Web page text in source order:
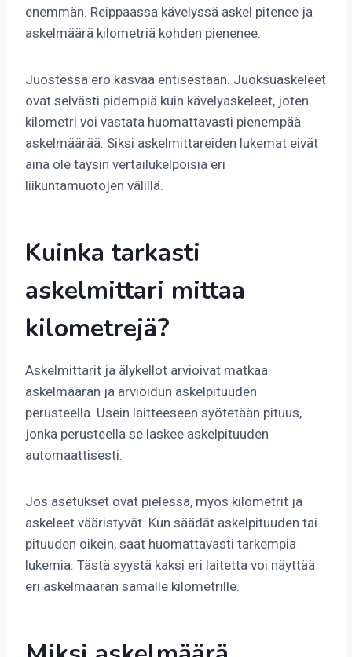
enemmän. Reippaassa kävelyssä askel pitenee ja
askelmäärä kilometriä kohden pienenee.
Juostessa ero kasvaa entisestään. Juoksuaskeleet
ovat selvästi pidempiä kuin kävelyaskeleet, joten
kilometri voi vastata huomattavasti pienempää
askelmäärää. Siksi askelmittareiden lukemat eivät
aina ole täysin vertailukelpoisia eri
liikuntamuotojen välillä.
Kuinka tarkasti
askelmittari mittaa
kilometrejä?
Askelmittarit ja älykellot arvioivat matkaa
askelmäärän ja arvioidun askelpituuden
perusteella. Usein laitteeseen syötetään pituus,
jonka perusteella se laskee askelpituuden
automaattisesti.
Jos asetukset ovat pielessä, myös kilometrit ja
askeleet vääristyvät. Kun säädät askelpituuden tai
pituuden oikein, saat huomattavasti tarkempia
lukemia. Tästä syystä kaksi eri laitetta voi näyttää
eri askelmäärän samalle kilometrille.